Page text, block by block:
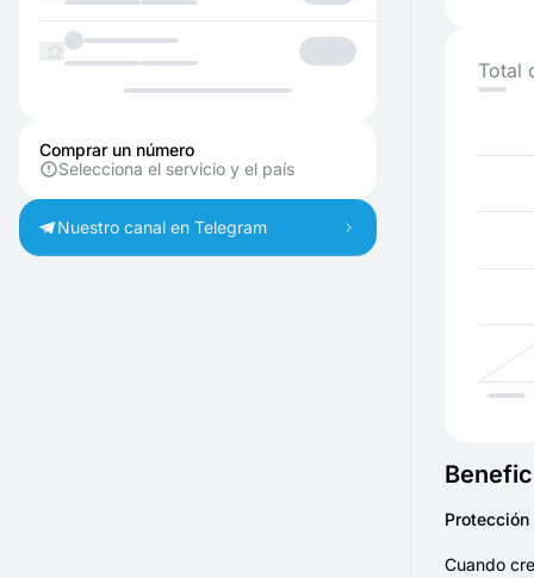
Comprar un número
Selecciona el servicio y el país
Nuestro canal en Telegram
Total
Cuando